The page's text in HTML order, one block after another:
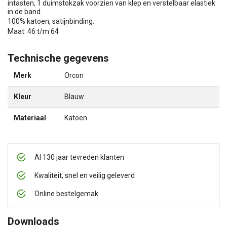
Al 130 jaar tevreden klanten
Kwaliteit, snel en veilig geleverd
Online bestelgemak
Downloads
intasten, 1 duimstokzak voorzien van klep en verstelbaar elastiek
in de band.
100% katoen, satijnbinding.
Maat: 46 t/m 64
Technische gegevens
Merk Orcon
Kleur Blauw
Materiaal Katoen